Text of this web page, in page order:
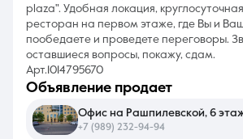
plaza". Удобная локация,
ресторан на первом этаже, где Вы и
пообедаете и проведете переговоры.
оставшиеся вопросы, покажу, сдам.
Арт.1014795670
объявление продает
Офис на Рашпилевской, 6
+7 (989) 232-94-94